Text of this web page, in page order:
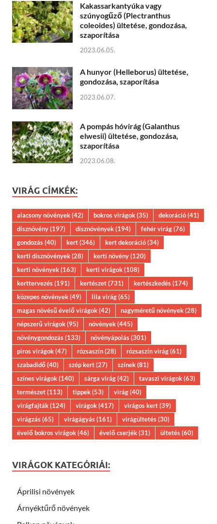
Kakassarkantyúka vagy
szúnyogűző (Plectranthus
coleoides) ültetése, gondozása,
szaporítása
2023.06.05.
A hunyor (Helleborus) ültetése,
gondozása, szaporítása
2023.06.07.
A pompás hóvirág (Galanthus
elwesii) ültetése, gondozása,
szaporítása
2023.06.08.
VIRÁG CÍMKÉK:
alacsony növények(42) bokros virágok(35) dekoráció(41)
dísznövény(197) dísznövények(194) fehér virág(76)
gondozás(40) kert(346) kert dekoráció(34)
kerti dísznövények(28) kerti növény(120)
kerti növények(163) kerti virágok(108)
kerttervezés(191) kertészet(731) kertészkedés(174)
közepes növények(49) lila virág(65)
magas növésű évelő virágok(42) nagyméretű növények(28)
népszerű virágok(95) növények(445)
növénygondozás(133) növényápolás(301)
piros virágok(47) rózsaszín(28) rózsaszín virág(61)
szabadidő(40) szép kert(27) színek(81)
színes virágok(140) sárga virág(42) tavaszi virágok(63)
természet(113) tippek(53) virág(40)
virágfajták(124) virágok(417) virágos kert(39)
virágzás(65) virágágyás(161) virágültetés(30)
évelő bokros virágok(46) évelő cserjék(31) ültetés(60)
VIRÁGOK KATEGÓRIÁI:
Áprilisi növények
Árnyéktűrő növények